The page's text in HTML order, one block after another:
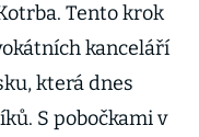
Tento krok
kanceláří
která dnes
S pobočkami v